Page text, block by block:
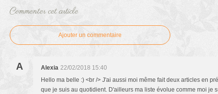
Commenter cet article
Ajouter un commentaire
A Alexia 22/02/2018 15:40
Hello ma belle :) <br /> J'ai aussi moi même fait deux articles en
que je suis au quotidient. D'ailleurs ma liste évolue comme moi je